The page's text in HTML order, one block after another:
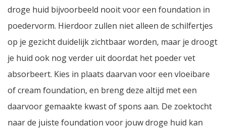
droge huid bijvoorbeeld nooit voor een foundation in
poedervorm. Hierdoor zullen niet alleen de schilfertjes
op je gezicht duidelijk zichtbaar worden, maar je droogt
je huid ook nog verder uit doordat het poeder vet
absorbeert. Kies in plaats daarvan voor een vloeibare
of cream foundation, en breng deze altijd met een
daarvoor gemaakte kwast of spons aan. De zoektocht
naar de juiste foundation voor jouw droge huid kan